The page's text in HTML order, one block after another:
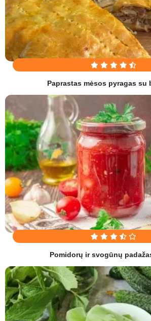
Paprastas mėsos pyragas su
Pomidorų ir svogūnų